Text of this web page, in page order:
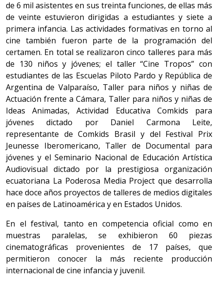
de 6 mil asistentes en sus treinta funciones, de ellas más
de veinte estuvieron dirigidas a estudiantes y siete a
primera infancia. Las actividades formativas en torno al
cine también fueron parte de la programación del
certamen. En total se realizaron cinco talleres para más
de 130 niños y jóvenes; el taller “Cine Tropos” con
estudiantes de las Escuelas Piloto Pardo y República de
Argentina de Valparaíso, Taller para niños y niñas de
Actuación frente a Cámara, Taller para niños y niñas de
Ideas Animadas, Actividad Educativa Comkids para
jóvenes dictado por Daniel Carmona Leite,
representante de Comkids Brasil y del Festival Prix
Jeunesse Iberomericano, Taller de Documental para
jóvenes y el Seminario Nacional de Educación Artística
Audiovisual dictado por la prestigiosa organización
ecuatoriana La Poderosa Media Project que desarrolla
hace doce años proyectos de talleres de medios digitales
en países de Latinoamérica y en Estados Unidos.
En el festival, tanto en competencia oficial como en
muestras paralelas, se exhibieron 60 piezas
cinematográficas provenientes de 17 países, que
permitieron conocer la más reciente producción
internacional de cine infancia y juvenil.